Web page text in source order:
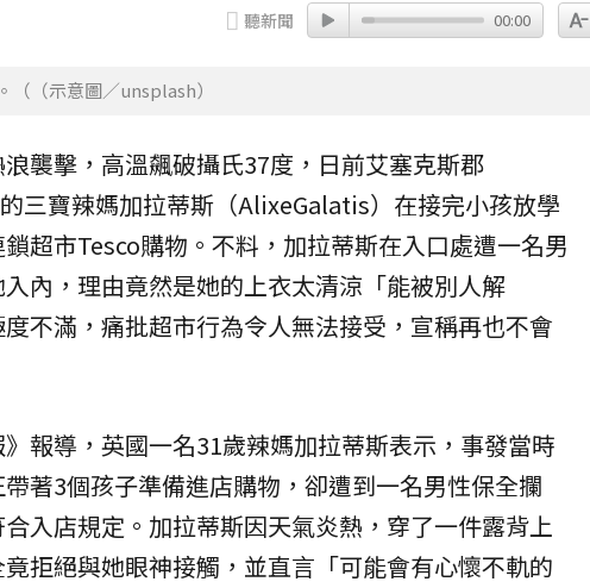
聽新聞 00:00
（示意圖／unsplash）
襲擊，高溫飆破攝氏37度，日前艾塞克斯郡
三寶辣媽加拉蒂斯（AlixeGalatis）在接完小孩放學
超市Tesco購物。不料，加拉蒂斯在入口處遭一名男
內，理由竟然是她的上衣太清涼「能被別人解
不滿，痛批超市行為令人無法接受，宣稱再也不會
報導，英國一名31歲辣媽加拉蒂斯表示，事發當時
著3個孩子準備進店購物，卻遭到一名男性保全攔
入店規定。加拉蒂斯因天氣炎熱，穿了一件露背上
拒絕與她眼神接觸，並直言「可能會有心懷不軌的